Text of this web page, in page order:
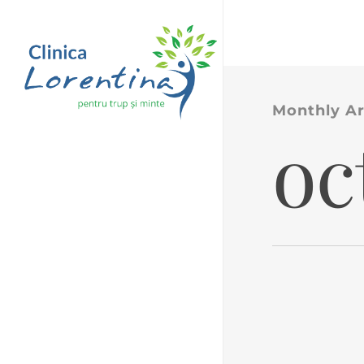
main
content
Monthly